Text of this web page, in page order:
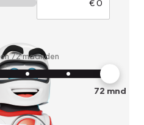
en72maanden
72 mnd